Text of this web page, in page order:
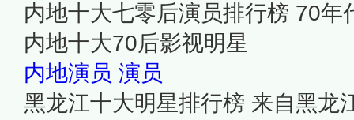
内地十大七零后演员排行榜 70年
内地十大70后影视明星
内地演员 演员
黑龙江十大明星排行榜 来自黑龙